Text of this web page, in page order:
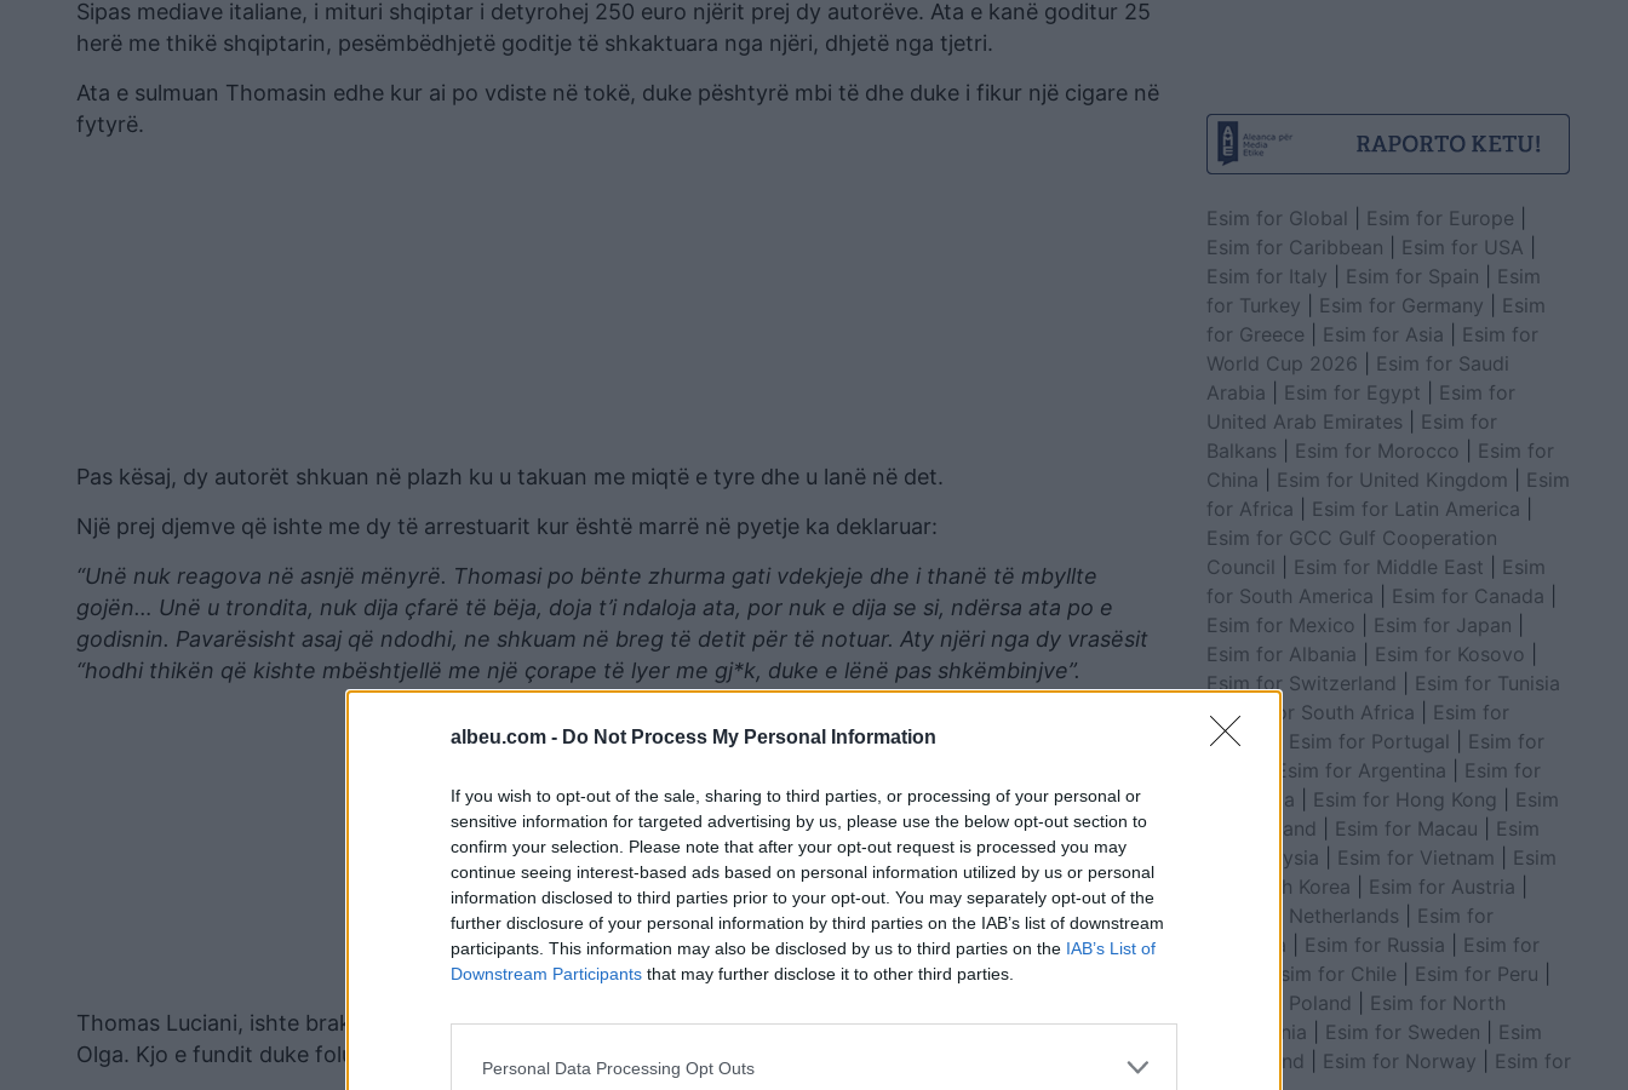
albeu.com - Do Not Process My Personal Information
If you wish to opt-out of the sale, sharing to third parties, or processing of your personal or
sensitive information for targeted advertising by us, please use the below opt-out section to
confirm your selection. Please note that after your opt-out request is processed you may
continue seeing interest-based ads based on personal information utilized by us or personal
information disclosed to third parties prior to your opt-out. You may separately opt-out of the
further disclosure of your personal information by third parties on the IAB’s list of downstream
participants. This information may also be disclosed by us to third parties on the IAB’s List of
Downstream Participants that may further disclose it to other third parties.
Personal Data Processing Opt Outs
Sipas mediave italiane, i mituri shqiptar i detyrohej 250 euro njërit prej dy autorëve. Ata e kanë goditur 25
herë me thikë shqiptarin, pesëmbëdhjetë goditje të shkaktuara nga njëri, dhjetë nga tjetri.
Ata e sulmuan Thomasin edhe kur ai po vdiste në tokë, duke pështyrë mbi të dhe duke i fikur një cigare në
fytyrë.
Pas kësaj, dy autorët shkuan në plazh ku u takuan me miqtë e tyre dhe u lanë në det.
Një prej djemve që ishte me dy të arrestuarit kur është marrë në pyetje ka deklaruar:
“Unë nuk reagova në asnjë mënyrë. Thomasi po bënte zhurma gati vdekjeje dhe i thanë të mbyllte
gojën… Unë u trondita, nuk dija çfarë të bëja, doja t’i ndaloja ata, por nuk e dija se si, ndërsa ata po e
godisnin. Pavarësisht asaj që ndodhi, ne shkuam në breg të detit për të notuar. Aty njëri nga dy vrasësit
“hodhi thikën që kishte mbështjellë me një çorape të lyer me gj*k, duke e lënë pas shkëmbinjve”.
Thomas Luciani, ishte braktisur nga prindërit në moshën 3-vjeçare dhe që atëherë jetonte me gjyshen e tij
Olga. Kjo e fundit duke folur për mediat italiane tha se drejtësia do të dalë në dritë herët a vonë.
Esim for Global Esim for Europe
Esim for Caribbean
Esim for USA
Esim for Italy
Esim for Spain
Esim
for Turkey
Esim for Germany
Esim
for Greece
Esim for Asia
Esim for
World Cup 2026
Esim for Saudi
Arabia
Esim for Egypt
Esim for
United Arab Emirates
Esim for
Balkans
Esim for Morocco
Esim for
China
Esim for United Kingdom
Esim
for Africa
Esim for Latin America
Esim for GCC Gulf Cooperation
Council
Esim for Middle East
Esim
for South America
Esim for Canada
Esim for Mexico
Esim for Japan
Esim for Albania
Esim for Kosovo
Esim for Switzerland
Esim for Tunisia
|
Esim for South Africa
Esim for
Algeria
Esim for Portugal
Esim for
Esim for Argentina
Esim for
Colombia
Esim for Hong Kong
Esim
for Thailand
Esim for Macau
Esim
for Malaysia
Esim for Vietnam
Esim
for South Korea
Esim for Austria
Esim for Netherlands
Esim for
Australia
Esim for Russia
Esim for
Esim for Chile Esim for Peru
Esim for Poland
Esim for North
Macedonia
Esim for Sweden
Esim
for Finland
Esim for Norway
Esim for